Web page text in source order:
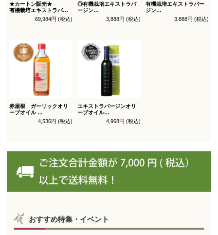
★カートン販売★
有機栽培エキストラバー
オリーブオイル ブレンド
69,984円 (税込)
◎有機栽培エキストラバ
ージン
オリーブオイル ブレンド
3,888円 (税込)
有機栽培エキストラバー
ジン
オリーブオイル シングル
3,888円 (税込)
赤屋根 ガーリックオリ
ーブオイル
4,536円 (税込)
エキストラバージンオリ
ーブオイル
トルトサ 450g 1本箱入
（スペイン自社農園産）
4,968円 (税込)